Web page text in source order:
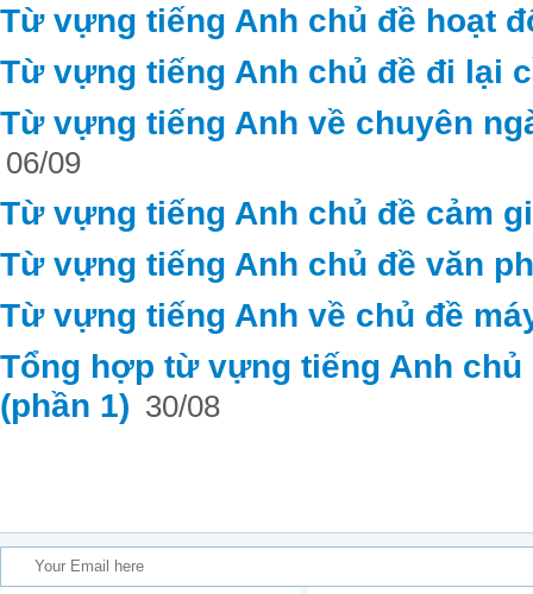
Từ vựng tiếng Anh chủ đề hoạt
Từ vựng tiếng Anh chủ đề đi lại
Từ vựng tiếng Anh về chuyên
06/09
Từ vựng tiếng Anh chủ đề cảm
Từ vựng tiếng Anh chủ đề văn
Từ vựng tiếng Anh về chủ đề
Tổng hợp từ vựng tiếng Anh
(phần 1) 30/08